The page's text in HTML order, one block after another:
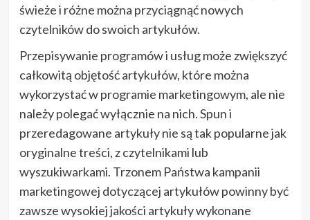
świeże i różne można przyciągnąć nowych
czytelników do swoich artykułów.
Przepisywanie programów i usług może zwiększyć
całkowitą objętość artykułów, które można
wykorzystać w programie marketingowym, ale nie
należy polegać wyłącznie na nich. Spun i
przeredagowane artykuły nie są tak popularne jak
oryginalne treści, z czytelnikami lub
wyszukiwarkami. Trzonem Państwa kampanii
marketingowej dotyczącej artykułów powinny być
zawsze wysokiej jakości artykuły wykonane